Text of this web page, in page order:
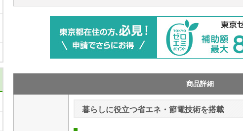
商品詳細
暮らしに役立つ省エネ・節電技術を搭載